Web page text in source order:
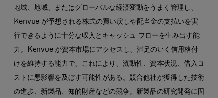
地域、地域、またはグローバルな経済変動をうまく管理し、
Kenvue が予想される株式の買い戻しや配当金の支払いを実
行できるように十分な収入とキャッシュ フローを生み出す能
力。Kenvue が資本市場にアクセスし、満足のいく信用格付
けを維持する能力で、これにより、流動性、資本状況、借入コ
ストに悪影響を及ぼす可能性がある。競合他社が獲得した技術
の進歩、新製品、知的財産などの競争。新製品の研究開発に固